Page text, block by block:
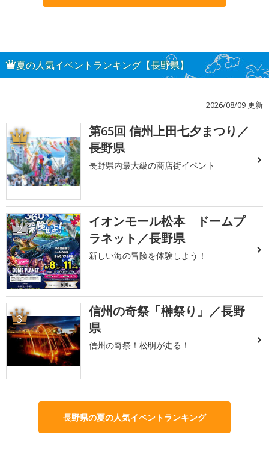
夏の人気イベントランキング【長野県】
2026/08/09 更新
1
第65回 信州上田七夕まつり／
長野県
長野県内最大級の商店街イベント
2
イオンモール松本 ドームプ
ラネット／長野県
新しい海の冒険を体験しよう！
3
信州の奇祭「榊祭り」／長野
県
信州の奇祭！松明が走る！
長野県の夏の人気イベントランキング